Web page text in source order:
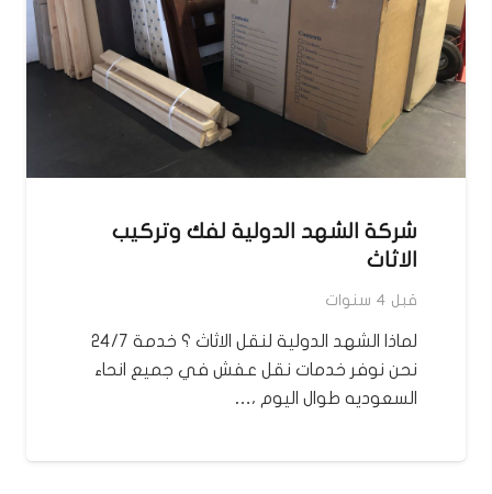
شركة الشهد الدولية لفك وتركيب
الاثاث
قبل 4 سنوات
لماذا الشهد الدولية لنقل الاثاث ؟ خدمة 24/7
نحن نوفر خدمات نقل عفش في جميع انحاء
السعوديه طوال اليوم ،…